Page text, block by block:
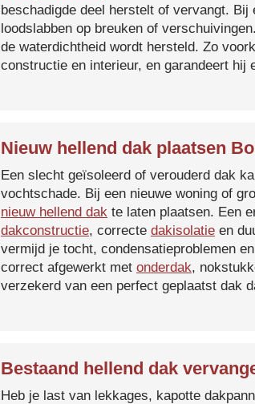
beschadigde deel herstelt of vervangt.
loodslabben op breuken of
de waterdichtheid wordt hersteld. Zo
constructie en interieur, en garandeert hij
Nieuw hellend dak plaatsen
Een slecht geïsoleerd of verouderd dak
vochtschade. Bij een nieuwe woning of
nieuw hellend dak te laten plaatsen. Een
dakconstructie, correcte dakisolatie en
vermijd je tocht, condensatieproblemen
correct afgewerkt met onderdak,
verzekerd van een perfect geplaatst dak
Bestaand hellend dak
Heb je last van lekkages, kapotte